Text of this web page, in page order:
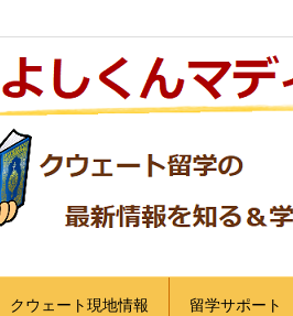
クウェート現地情報 留学サポート